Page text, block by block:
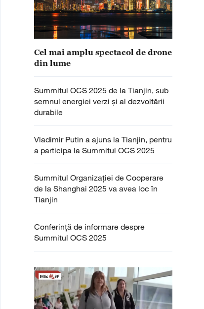
Cel mai amplu spectacol de drone
din lume
Summitul OCS 2025 de la Tianjin, sub
semnul energiei verzi și al dezvoltării
durabile
Vladimir Putin a ajuns la Tianjin, pentru
a participa la Summitul OCS 2025
Summitul Organizației de Cooperare
de la Shanghai 2025 va avea loc în
Tianjin
Conferință de informare despre
Summitul OCS 2025